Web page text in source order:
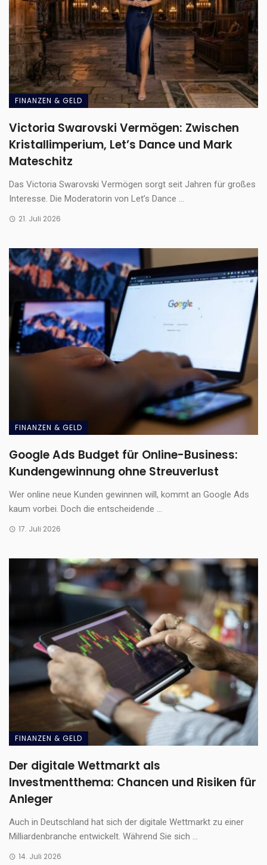
FINANZEN & GELD
Victoria Swarovski Vermögen: Zwischen
Kristallimperium, Let’s Dance und Mark
Mateschitz
Das Victoria Swarovski Vermögen sorgt seit Jahren für großes
Interesse. Die Moderatorin von Let’s Dance ...
21. Juli 2026
FINANZEN & GELD
Google Ads Budget für Online-Business:
Kundengewinnung ohne Streuverlust
Wer online neue Kunden gewinnen will, kommt an Google Ads
kaum vorbei. Doch die entscheidende ...
17. Juli 2026
FINANZEN & GELD
Der digitale Wettmarkt als
Investmentthema: Chancen und Risiken für
Anleger
Auch in Deutschland hat sich der digitale Wettmarkt zu einer
Milliardenbranche entwickelt. Während Sie sich ...
14. Juli 2026